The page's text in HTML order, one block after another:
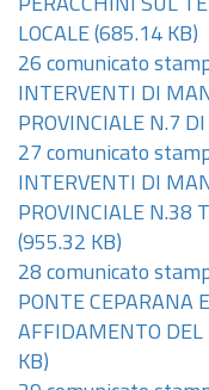
PERACCHINI SUL
LOCALE (685.14 KB)
26 comunicato
INTERVENTI DI
PROVINCIALE N.7
27 comunicato
INTERVENTI DI
PROVINCIALE N.38
(955.32 KB)
28 comunicato
PONTE CEPARANA
AFFIDAMENTO DEL
KB)